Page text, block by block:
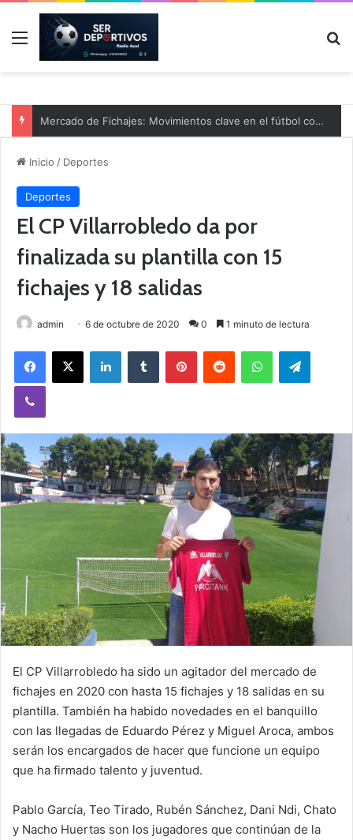
Menú
Mercado de Fichajes: Movimientos clave en el fútbol comarcal
Inicio / Deportes
Deportes
El CP Villarrobledo da por
finalizada su plantilla con 15
fichajes y 18 salidas
admin 6 de octubre de 2020 0 1 minuto de lectura
El CP Villarrobledo ha sido un agitador del mercado de
fichajes en 2020 con hasta 15 fichajes y 18 salidas en su
plantilla. También ha habido novedades en el banquillo
con las llegadas de Eduardo Pérez y Miguel Aroca, ambos
serán los encargados de hacer que funcione un equipo
que ha firmado talento y juventud.
Pablo García, Teo Tirado, Rubén Sánchez, Dani Ndi, Chato
y Nacho Huertas son los jugadores que continúan de la